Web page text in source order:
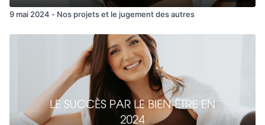
9 mai 2024 - Nos projets et le jugement des autres